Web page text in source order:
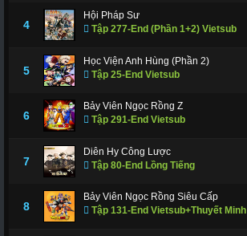
4
Hội Pháp Sư
Tập 277-End (Phần 1+2) Vietsub
5
Học Viện Anh Hùng (Phần 2)
Tập 25-End Vietsub
6
Bảy Viên Ngọc Rồng Z
Tập 291-End Vietsub
7
Diên Hy Công Lược
Tập 80-End Lồng Tiếng
8
Bảy Viên Ngọc Rồng Siêu Cấp
Tập 131-End Vietsub+Thuyết Minh